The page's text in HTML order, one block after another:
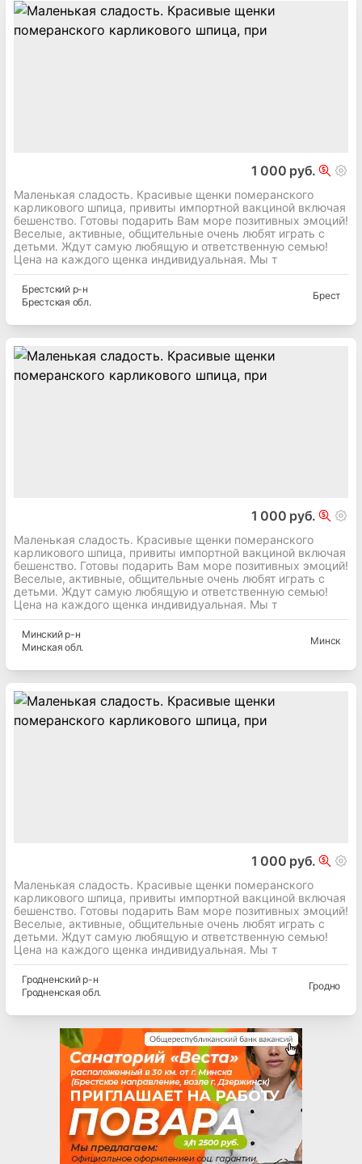
1 000 руб.
Маленькая сладость. Красивые щенки померанского
карликового шпица, привиты импортной вакциной включая
бешенство. Готовы подарить Вам море позитивных эмоций!
Веселые, активные, общительные очень любят играть с
детьми. Ждут самую любящую и ответственную семью!
Цена на каждого щенка индивидуальная. Мы т
Брестскийр-н
Брестская обл.
Брест
1 000 руб.
Маленькая сладость. Красивые щенки померанского
карликового шпица, привиты импортной вакциной включая
бешенство. Готовы подарить Вам море позитивных эмоций!
Веселые, активные, общительные очень любят играть с
детьми. Ждут самую любящую и ответственную семью!
Цена на каждого щенка индивидуальная. Мы т
Минскийр-н
Минская обл.
Минск
1 000 руб.
Маленькая сладость. Красивые щенки померанского
карликового шпица, привиты импортной вакциной включая
бешенство. Готовы подарить Вам море позитивных эмоций!
Веселые, активные, общительные очень любят играть с
детьми. Ждут самую любящую и ответственную семью!
Цена на каждого щенка индивидуальная. Мы т
Гродненскийр-н
Гродненская обл.
Гродно